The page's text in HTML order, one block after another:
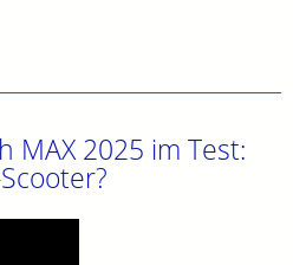
MAX 2025 im Test: